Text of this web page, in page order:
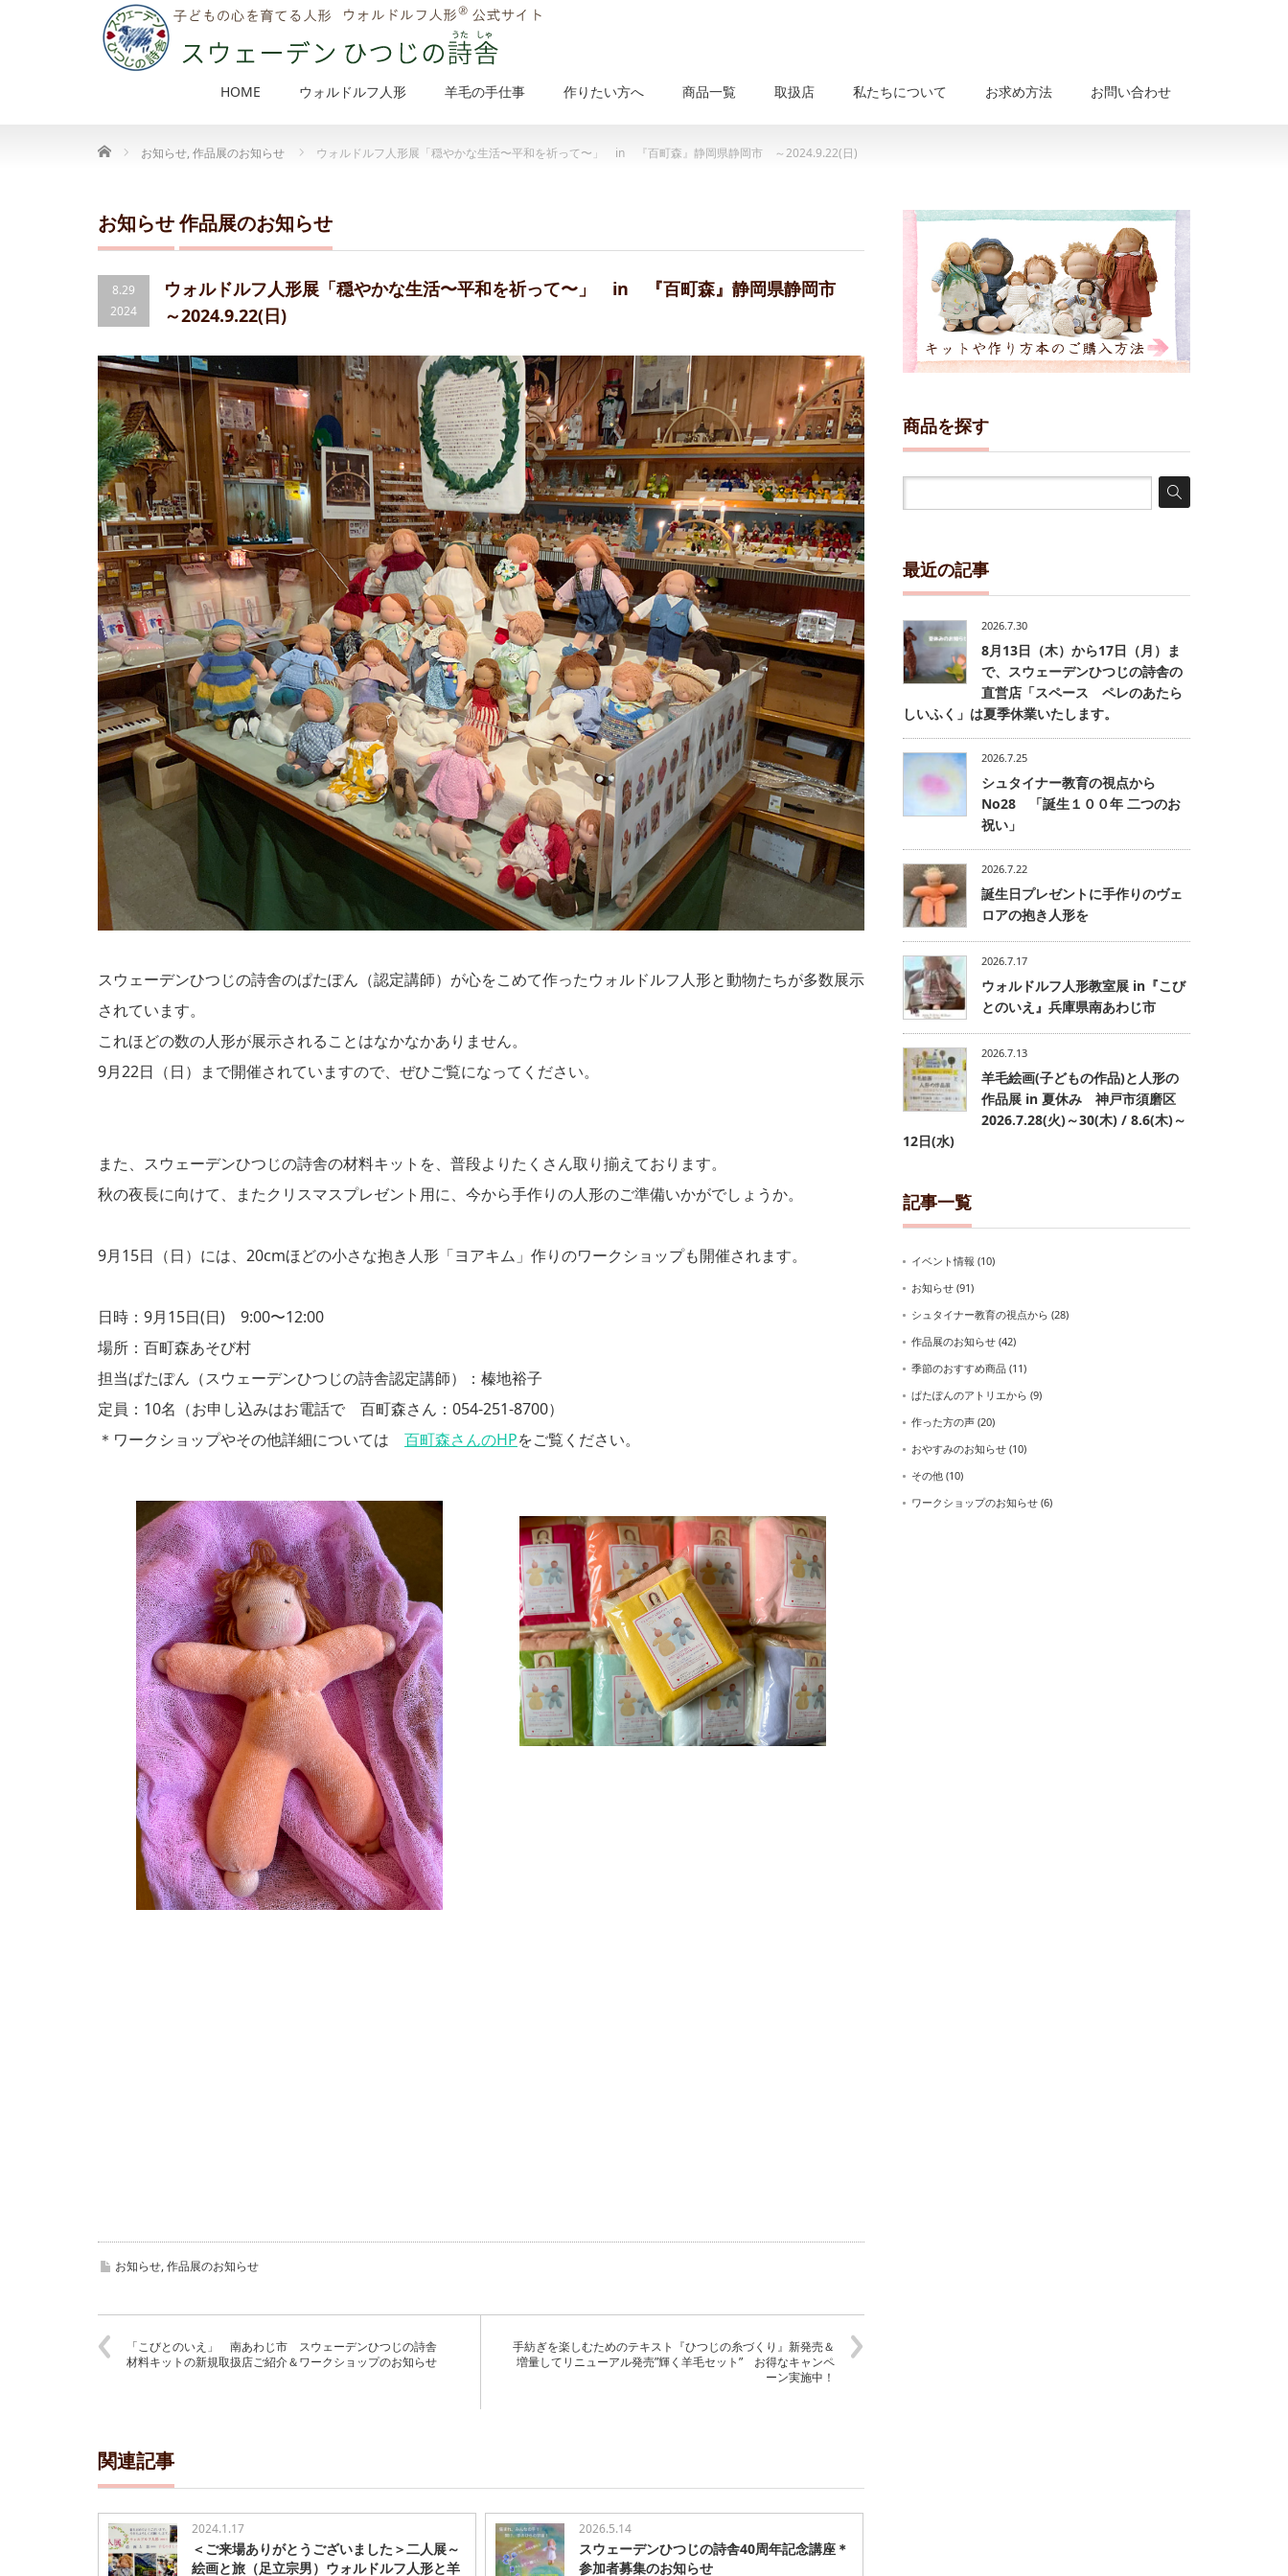
HOME ウォルドルフ人形 羊毛の手仕事 作りたい方へ 商品一覧 取扱店 私たちについて お求め方法 お問い合わせ
Home お知らせ, 作品展のお知らせ ウォルドルフ人形展「穏やかな生活〜平和を祈って〜」 in 『百町森』静岡県静岡市 ～2024.9.22(日)
お知らせ作品展のお知らせ
8.29
2024
ウォルドルフ人形展「穏やかな生活〜平和を祈って〜」 in 『百町森』静岡県静岡市
～2024.9.22(日)
スウェーデンひつじの詩舎のぱたぽん（認定講師）が心をこめて作ったウォルドルフ人形と動物たちが多数展示
されています。
これほどの数の人形が展示されることはなかなかありません。
9月22日（日）まで開催されていますので、ぜひご覧になってください。
また、スウェーデンひつじの詩舎の材料キットを、普段よりたくさん取り揃えております。
秋の夜長に向けて、またクリスマスプレゼント用に、今から手作りの人形のご準備いかがでしょうか。
9月15日（日）には、20cmほどの小さな抱き人形「ヨアキム」作りのワークショップも開催されます。
日時：9月15日(日) 9:00〜12:00
場所：百町森あそび村
担当ぱたぽん（スウェーデンひつじの詩舎認定講師）：榛地裕子
定員：10名（お申し込みはお電話で 百町森さん：054-251-8700）
＊ワークショップやその他詳細については 百町森さんのHPをご覧ください。
お知らせ,作品展のお知らせ
「こびとのいえ」 南あわじ市 スウェーデンひつじの詩舎
材料キットの新規取扱店ご紹介＆ワークショップのお知らせ
手紡ぎを楽しむためのテキスト『ひつじの糸づくり』新発売＆
増量してリニューアル発売”輝く羊毛セット” お得なキャンペ
ーン実施中！
関連記事
2024.1.17
＜ご来場ありがとうございました＞二人展～
絵画と旅（足立宗男）ウォルドルフ人形と羊
2026.5.14
スウェーデンひつじの詩舎40周年記念講座＊
参加者募集のお知らせ
商品を探す
最近の記事
2026.7.30
8月13日（木）から17日（月）ま
で、スウェーデンひつじの詩舎の
直営店「スペース ペレのあたら
しいふく」は夏季休業いたします。
2026.7.25
シュタイナー教育の視点から
No28 「誕生１００年 二つのお
祝い」
2026.7.22
誕生日プレゼントに手作りのヴェ
ロアの抱き人形を
2026.7.17
ウォルドルフ人形教室展 in『こび
とのいえ』兵庫県南あわじ市
2026.7.13
羊毛絵画(子どもの作品)と人形の
作品展 in 夏休み 神戸市須磨区
2026.7.28(火)～30(木) / 8.6(木)～
12日(水)
記事一覧
イベント情報 (10)
お知らせ (91)
シュタイナー教育の視点から (28)
作品展のお知らせ (42)
季節のおすすめ商品 (11)
ぱたぽんのアトリエから (9)
作った方の声 (20)
おやすみのお知らせ (10)
その他 (10)
ワークショップのお知らせ (6)